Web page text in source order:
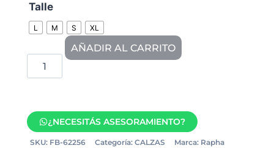
Talle
L M S XL
AÑADIR AL CARRITO
¿NECESITÁS ASESORAMIENTO?
SKU: FB-62256 Categoría: CALZAS Marca: Rapha